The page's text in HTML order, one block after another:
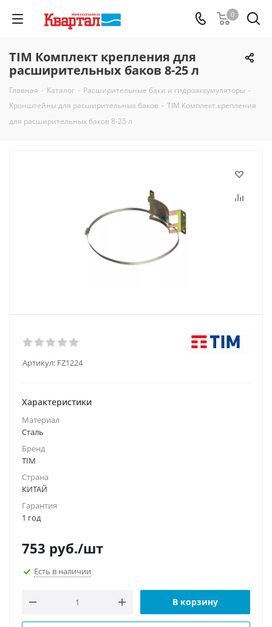
0
TIM Комплект крепления для
расширительных баков 8-25 л
Главная - Каталог - Расширительные баки и гидроаккумуляторы -
Кронштейны для расширительных баков - TIM Комплект крепления
для расширительных баков 8-25 л
Артикул: FZ1224
Характеристики
Материал
Сталь
Бренд
TIM
Страна
КИТАЙ
Гарантия
1 год
753 руб./шт
Есть в наличии
В корзину